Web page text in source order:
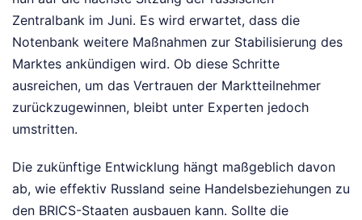
Zentralbank im Juni. Es wird erwartet, dass die
Notenbank weitere Maßnahmen zur Stabilisierung des
Marktes ankündigen wird. Ob diese Schritte
ausreichen, um das Vertrauen der Marktteilnehmer
zurückzugewinnen, bleibt unter Experten jedoch
umstritten.
Die zukünftige Entwicklung hängt maßgeblich davon
ab, wie effektiv Russland seine Handelsbeziehungen zu
den BRICS-Staaten ausbauen kann. Sollte die